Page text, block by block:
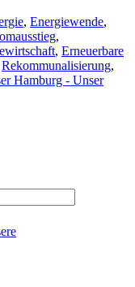
, Energiewende,
,
, Erneuerbare
Rekommunalisierung,
Hamburg - Unser